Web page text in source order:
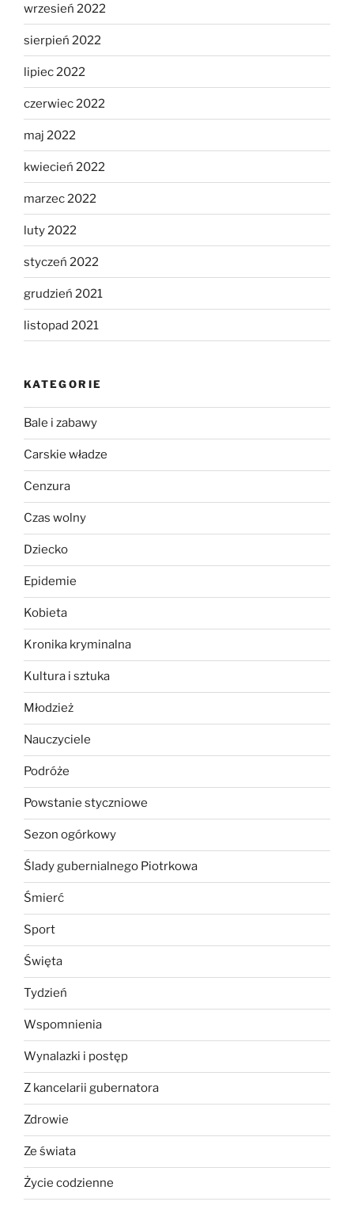
wrzesień 2022
sierpień 2022
lipiec 2022
czerwiec 2022
maj 2022
kwiecień 2022
marzec 2022
luty 2022
styczeń 2022
grudzień 2021
listopad 2021
KATEGORIE
Bale i zabawy
Carskie władze
Cenzura
Czas wolny
Dziecko
Epidemie
Kobieta
Kronika kryminalna
Kultura i sztuka
Młodzież
Nauczyciele
Podróże
Powstanie styczniowe
Sezon ogórkowy
Ślady gubernialnego Piotrkowa
Śmierć
Sport
Święta
Tydzień
Wspomnienia
Wynalazki i postęp
Z kancelarii gubernatora
Zdrowie
Ze świata
Życie codzienne